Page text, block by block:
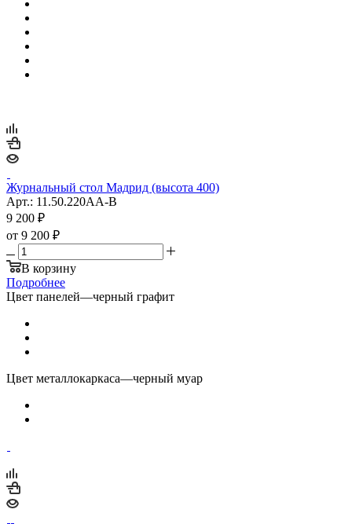
Журнальный стол Мадрид (высота 400)
Арт.: 11.50.220AA-B
9 200 ₽
от 9 200 ₽
В корзину
Подробнее
Цвет панелей—черный графит
Цвет металлокаркаса—черный муар